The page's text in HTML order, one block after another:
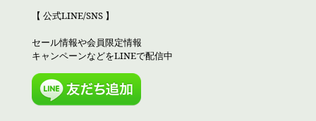
【 公式LINE/SNS 】
セール情報や会員限定情報
キャンペーンなどをLINEで配信中